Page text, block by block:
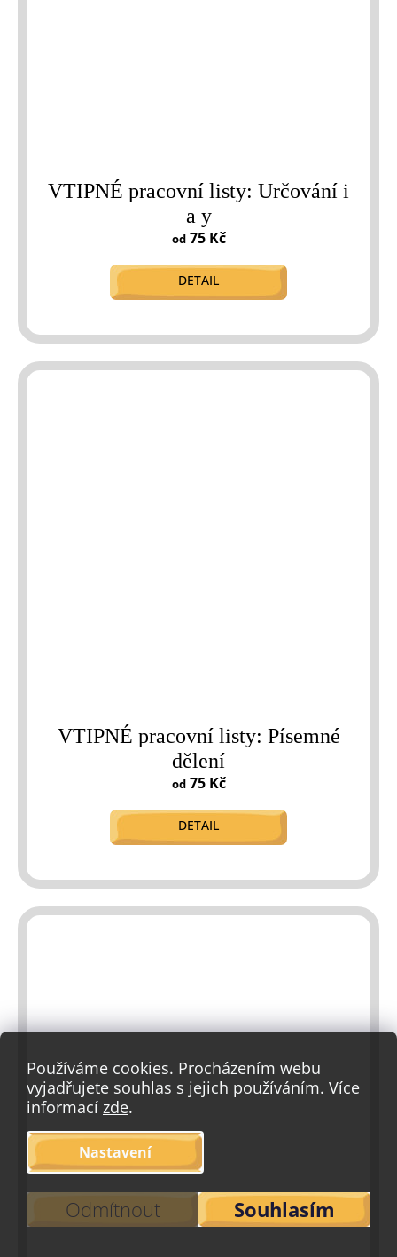
Používáme cookies. Procházením webu
vyjadřujete souhlas s jejich používáním. Více
informací zde.
Nastavení
Odmítnout Souhlasím
VTIPNÉ pracovní listy: Určování i
a y
od75 Kč
DETAIL
VTIPNÉ pracovní listy: Písemné
dělení
od75 Kč
DETAIL